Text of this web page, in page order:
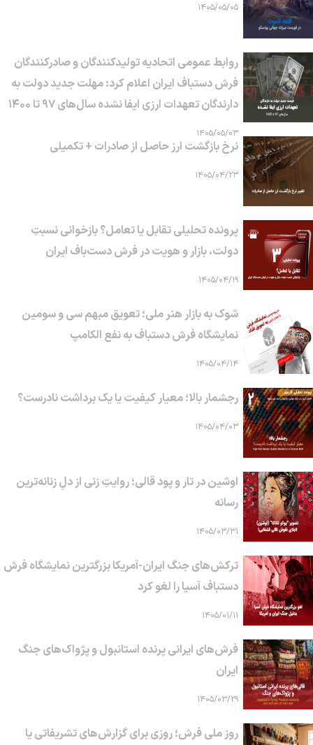
۱۴۰۵/۰۵/۰۵
روابط عمومی اتحادیه تولیدکنندگان و صادرکنندگان
فرش دستباف ایران اعلام کرد: مهلت جدید دولت به
دارندگان تعهدات ارزی ایفا نشده سال‌های ۹۷ تا ۱۴۰۰
۱۴۰۵/۰۵/۰۳
نرخ بازگشت ارز حاصل از صادرات + تکمیلی
۱۴۰۵/۰۴/۲۳
پرونده تحلیلی تقابل یا تعامل؟ بازخوانی نسبتِ
دولت، بازار و هویت در فرش دست‌باف ایران
۱۴۰۵/۰۴/۱۹
شوک به بازار هنر ملی؛ تعویق مبهم سی و سومین
نمایشگاه فرش دستباف به نفع الکامپ
۱۴۰۵/۰۴/۱۴
رجشمار بالا؛ معیار کیفیت یا یک برداشت نادرست؟
۱۴۰۵/۰۴/۰۳
اوشین در تار و پود قالی؛ روایتِ زنی از دلِ زنانه‌ترین
رسانه
۱۴۰۵/۰۳/۳۱
ترکش‌های جنگ ایران-آمریکا بزرگترین نمایشگاه فرش
دستباف آسیا را لغو کرد
۱۴۰۵/۰۱/۱۱
فرش‌های ایرانی پرنده استانبول و پژواک‌های جنگ
ایران
۱۴۰۵/۰۳/۲۹
روز ملی فرش؛ روزی برای گزارش‌های تشریفاتی یا